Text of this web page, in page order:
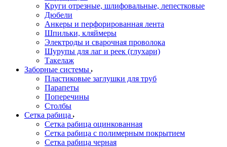
Круги отрезные, шлифовальные, лепестковые
Дюбели
Анкеры и перфорированная лента
Шпильки, кляймеры
Электроды и сварочная проволока
Шурупы для лаг и реек (глухари)
Такелаж
Заборные системы
Пластиковые заглушки для труб
Парапеты
Поперечины
Столбы
Сетка рабица
Сетка рабица оцинкованная
Сетка рабица с полимерным покрытием
Сетка рабица черная